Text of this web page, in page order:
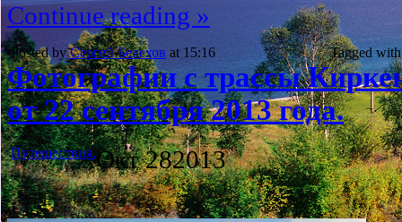
Continue reading »
Posted byСергей Белехов at 15:16 Tagged
Фотографии с трассы
от 22 сентября 2013 года.
Путешествия.Окт 282013